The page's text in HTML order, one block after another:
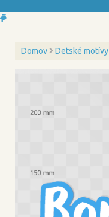
Domov Detské motívy